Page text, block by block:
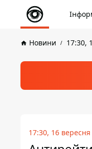
Новини 17:30,
17:30, 16